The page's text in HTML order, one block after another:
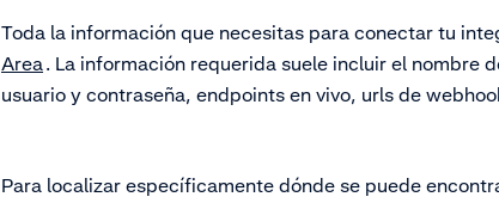
Toda la información que necesitas para conectar tu
Area. La información requerida suele incluir el nombre
usuario y contraseña, endpoints en vivo, urls de
Para localizar específicamente dónde se puede